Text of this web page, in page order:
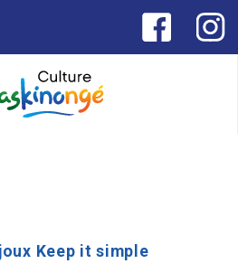
Keep it simple